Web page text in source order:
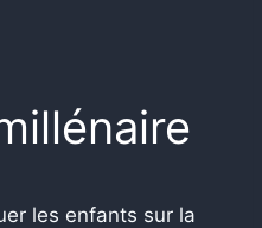
les enfants sur la